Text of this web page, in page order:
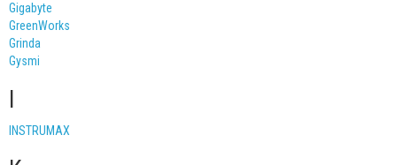
Gigabyte
GreenWorks
Grinda
Gysmi
I
INSTRUMAX